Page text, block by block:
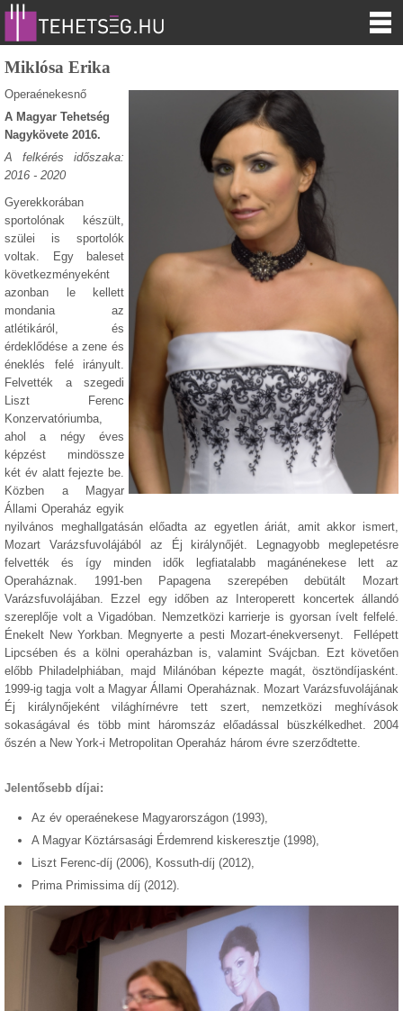
Miklósa Erika
Operaénekesnő
A Magyar Tehetség
Nagykövete 2016.
A felkérés időszaka:
2016 - 2020
Gyerekkorában
sportolónak készült,
szülei is sportolók
voltak. Egy baleset
következményeként
azonban le kellett
mondania az
atlétikáról, és
érdeklődése a zene és
éneklés felé irányult.
Felvették a szegedi
Liszt Ferenc
Konzervatóriumba,
ahol a négy éves
képzést mindössze
két év alatt fejezte be.
Közben a Magyar
Állami Operaház egyik
nyilvános meghallgatásán előadta az egyetlen áriát, amit akkor ismert,
Mozart Varázsfuvolájából az Éj királynőjét. Legnagyobb meglepetésre
felvették és így minden idők legfiatalabb magánénekese lett az
Operaháznak. 1991-ben Papagena szerepében debütált Mozart
Varázsfuvolájában. Ezzel egy időben az Interoperett koncertek állandó
szereplője volt a Vigadóban. Nemzetközi karrierje is gyorsan ívelt felfelé.
Énekelt New Yorkban. Megnyerte a pesti Mozart-énekversenyt. Fellépett
Lipcsében és a kölni operaházban is, valamint Svájcban. Ezt követően
előbb Philadelphiában, majd Milánóban képezte magát, ösztöndíjasként.
1999-ig tagja volt a Magyar Állami Operaháznak. Mozart Varázsfuvolájának
Éj királynőjeként világhírnévre tett szert, nemzetközi meghívások
sokaságával és több mint háromszáz előadással büszkélkedhet. 2004
őszén a New York-i Metropolitan Operaház három évre szerződtette.
Jelentősebb díjai:
Az év operaénekese Magyarországon (1993),
A Magyar Köztársasági Érdemrend kiskeresztje (1998),
Liszt Ferenc-díj (2006), Kossuth-díj (2012),
Prima Primissima díj (2012).